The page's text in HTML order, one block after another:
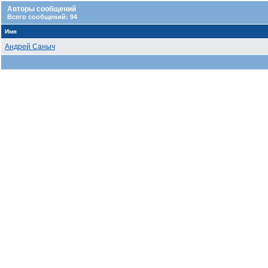
Авторы сообщений
Всего сообщений: 94
Имя
Андрей Саныч